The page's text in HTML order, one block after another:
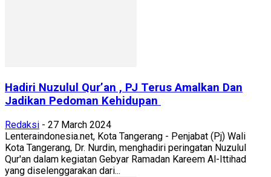
Hadiri Nuzulul Qur’an , PJ Terus Amalkan Dan
Jadikan Pedoman Kehidupan
Redaksi - 27 March 2024
Lenteraindonesia.net, Kota Tangerang - Penjabat (Pj) Wali
Kota Tangerang, Dr. Nurdin, menghadiri peringatan Nuzulul
Qur'an dalam kegiatan Gebyar Ramadan Kareem Al-Ittihad
yang diselenggarakan dari...